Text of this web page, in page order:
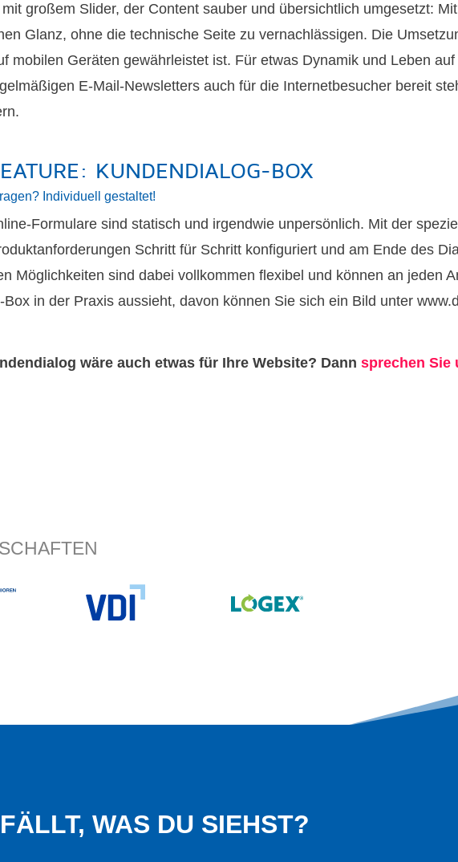
großem Slider, der Content sauber und übersichtlich umgesetzt:
Glanz, ohne die technische Seite zu vernachlässigen. Die
mobilen Geräten gewährleistet ist. Für etwas Dynamik und Leben
E-Mail-Newsletters auch für die Internetbesucher bereit
KUNDENDIALOG-BOX
Individuell gestaltet!
Formulare sind statisch und irgendwie unpersönlich. Mit der
Schritt für Schritt konfiguriert und am Ende des
Möglichkeiten sind dabei vollkommen flexibel und können an jeden
Box in der Praxis aussieht, davon können Sie sich ein Bild unter
wäre auch etwas für Ihre Website? Dannsprechen Sie
WAS DU SIEHST?